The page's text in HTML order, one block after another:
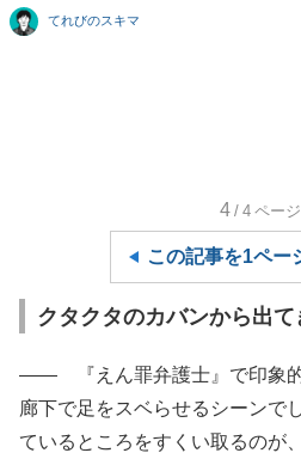
てれびのスキマ
4 /4 ペー
この記事を1ペー
クタクタのカバンから出
―― 『えん罪弁護士』で印象的
廊下で足をスベらせるシーンで
ているところをすくい取るのが